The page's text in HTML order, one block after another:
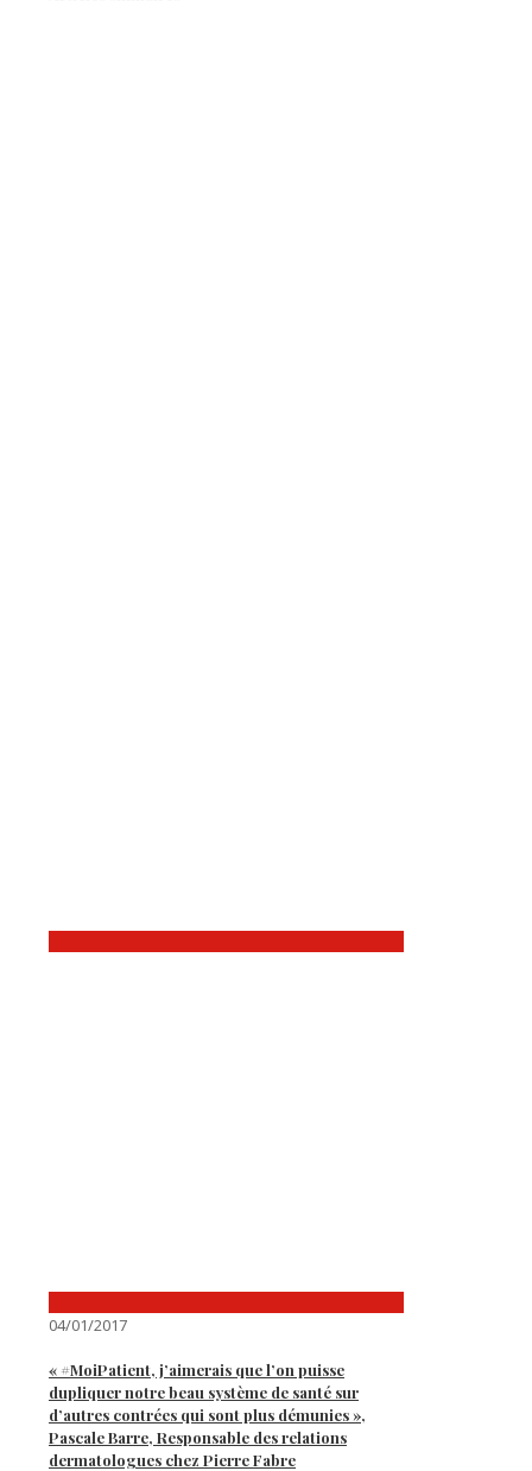
04/01/2017
« #MoiPatient, j’aimerais que l’on puisse
dupliquer notre beau système de santé sur
d’autres contrées qui sont plus démunies »,
Pascale Barre, Responsable des relations
dermatologues chez Pierre Fabre